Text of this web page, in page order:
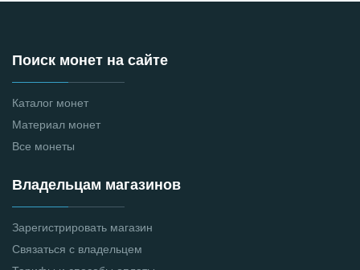
Поиск монет на сайте
Каталог монет
Материал монет
Все монеты
Владельцам магазинов
Зарегистрировать магазин
Связаться с владельцем